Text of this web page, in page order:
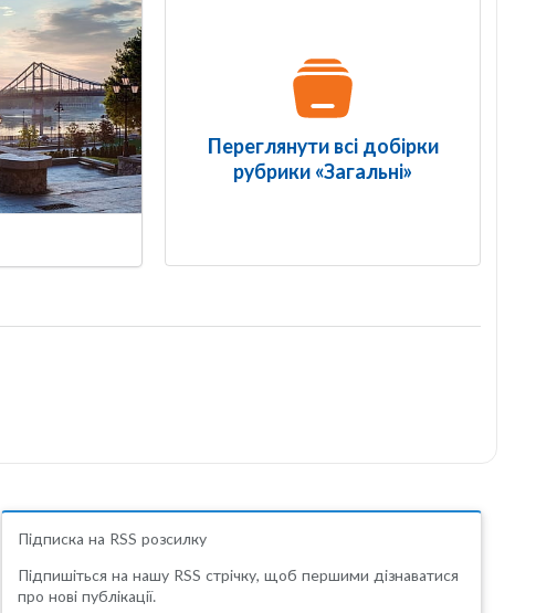
Переглянути всі добірки
рубрики «Загальні»
Підписка на RSS розсилку
Підпишіться на нашу RSS стрічку, щоб першими дізнаватися
про нові публікації.